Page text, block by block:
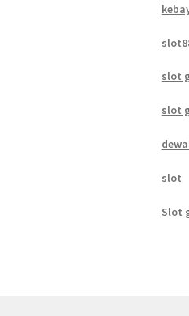
slot
slot
slot
Slot